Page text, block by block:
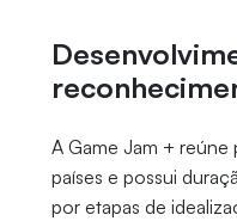
A Game Jam +
países e possui
por etapas de